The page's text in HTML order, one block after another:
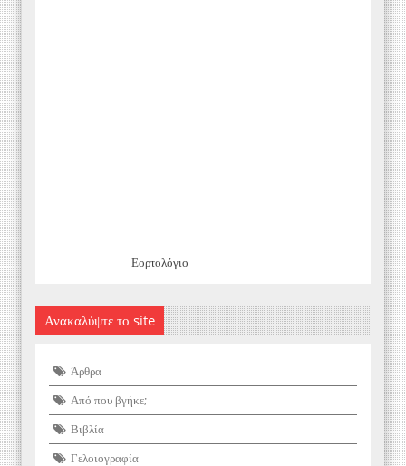
Εορτολόγιο
Ανακαλύψτε το site
Άρθρα
Από που βγήκε;
Βιβλία
Γελοιογραφία